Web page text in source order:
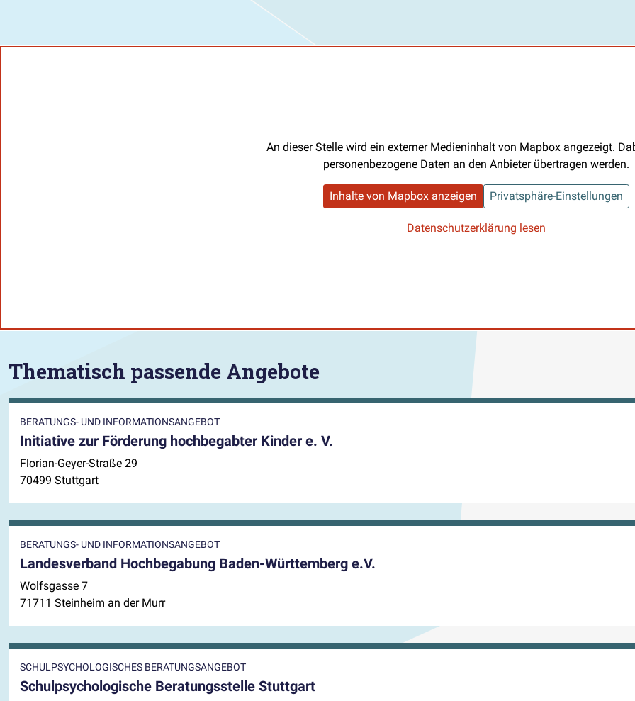
An dieser Stelle wird ein externer Medieninhalt von Mapbox angezeigt.
personenbezogene Daten an den Anbieter übertragen werden.
Inhalte von Mapbox anzeigen Privatsphäre-Einstellungen
Datenschutzerklärung lesen
Thematisch passende Angebote
BERATUNGS- UND INFORMATIONSANGEBOT
Initiative zur Förderung hochbegabter Kinder e. V.
Florian-Geyer-Straße 29
70499 Stuttgart
BERATUNGS- UND INFORMATIONSANGEBOT
Landesverband Hochbegabung Baden-Württemberg e.V.
Wolfsgasse 7
71711 Steinheim an der Murr
SCHULPSYCHOLOGISCHES BERATUNGSANGEBOT
Schulpsychologische Beratungsstelle Stuttgart